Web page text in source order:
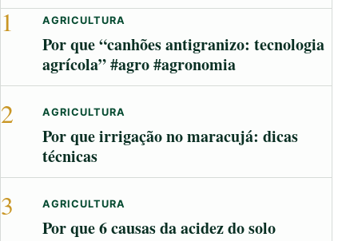
1
AGRICULTURA
Por que “canhões antigranizo: tecnologia
agrícola” #agro #agronomia
2 AGRICULTURA
Por que irrigação no maracujá: dicas
técnicas
3 AGRICULTURA
Por que 6 causas da acidez do solo